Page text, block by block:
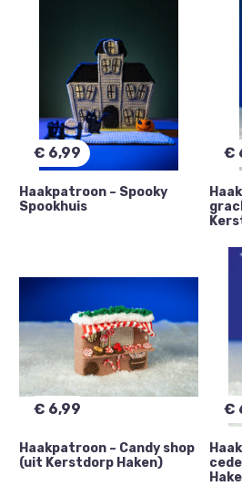
kersthuisjes haken
kerstboom
bos dennenboom
kerk spookhuis
€ 6,99
Haakpatroon – Spooky
Spookhuis
€
€ 6,99
Haakpatroon – Candy shop
(uit Kerstdorp Haken)
€